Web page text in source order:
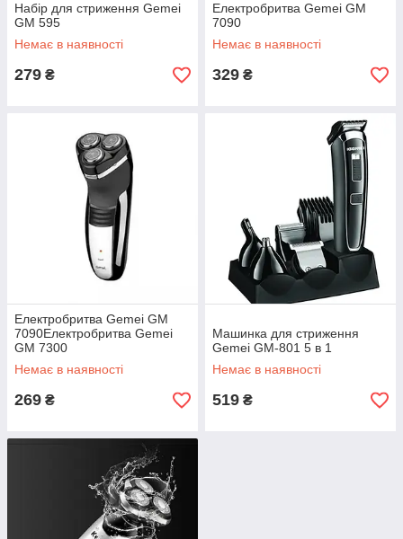
Набір для стриження Gemei
GM 595
Немає в наявності
279 ₴
Електробритва Gemei GM
7090
Немає в наявності
329 ₴
Електробритва Gemei GM
7090Електробритва Gemei
GM 7300
Немає в наявності
269 ₴
Машинка для стриження
Gemei GM-801 5 в 1
Немає в наявності
519 ₴